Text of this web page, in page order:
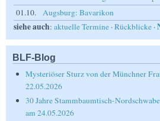
01.10.
Augsburg: Bavarikon
siehe auch: aktuelle Termine ·Rückblicke ·
BLF-Blog
Mysteriöser Sturz von der Münchner
22.05.2026
30 Jahre Stammbaumtisch-
am 24.05.2026